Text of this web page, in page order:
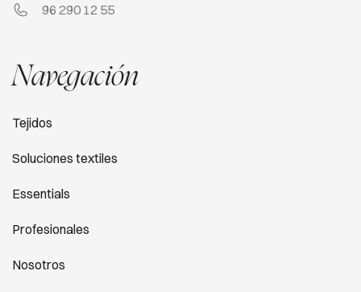
96 290 12 55
Navegación
Tejidos
Soluciones textiles
Essentials
Profesionales
Nosotros